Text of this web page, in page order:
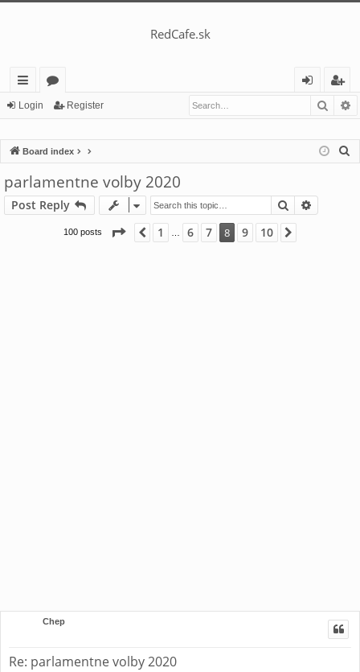
RedCafe.sk
ui
lin
ks
or
m
s
eg
er
Login Register
Board index
parlamentne volby 2020
Post Reply Search
100 posts Page 8 of 10
Previous
1 6 7 8 9 10
Chep
Re: parlamentne volby 2020